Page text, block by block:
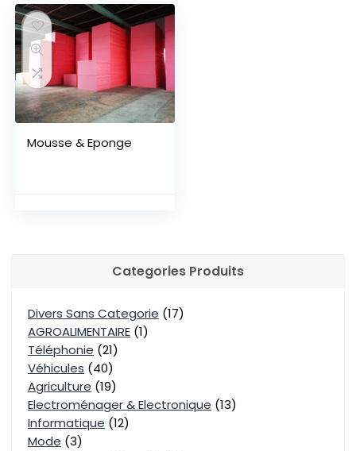
Mousse & Eponge
Categories Produits
Divers Sans Categorie (17)
AGROALIMENTAIRE (1)
Téléphonie (21)
Véhicules (40)
Agriculture (19)
Electroménager & Electronique (13)
Informatique (12)
Mode (3)